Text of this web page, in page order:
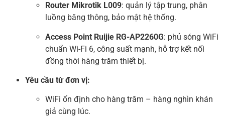
Router Mikrotik L009: quản lý tập trung, phân
luồng băng thông, bảo mật hệ thống.
Access Point Ruijie RG-AP2260G: phủ sóng WiFi
chuẩn Wi-Fi 6, công suất mạnh, hỗ trợ kết nối
đồng thời hàng trăm thiết bị.
Yêu cầu từ đơn vị:
WiFi ổn định cho hàng trăm – hàng nghìn khán
giả cùng lúc.